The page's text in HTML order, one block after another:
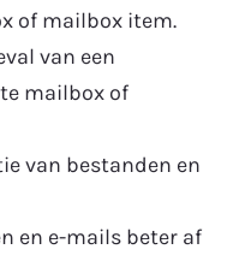
of mailbox item.
van een
mailbox of
van bestanden en
en e-mails beter af